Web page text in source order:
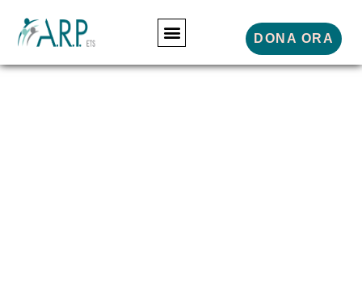
DONA ORA